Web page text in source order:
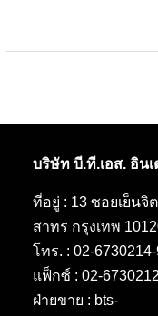
บริษัท บี.ที.เอส. อิน
ที่อยู่ : 13 ซอยเย็นจิ
สาทร กรุงเทพ
โทร. : 02-
แฟ็กซ์ : 02-6730212
ฝ่ายขาย : bts-